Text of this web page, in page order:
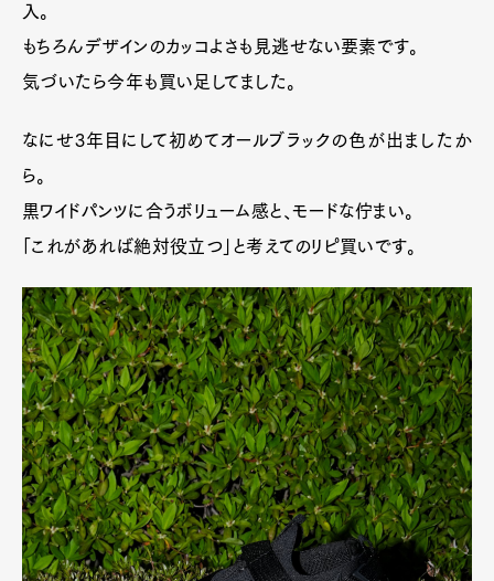
入。
もちろんデザインのカッコよさも見逃せない要素です。
気づいたら今年も買い足してました。
なにせ3年目にして初めてオールブラックの色が出ましたか
ら。
黒ワイドパンツに合うボリューム感と、モードな佇まい。
「これがあれば絶対役立つ」と考えてのリピ買いです。